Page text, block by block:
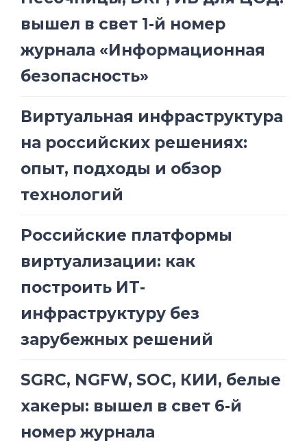
вышел в свет 1-й номер
журнала «Информационная
безопасность»
Виртуальная инфраструктура
на российских решениях:
опыт, подходы и обзор
технологий
Российские платформы
виртуализации: как
построить ИТ-
инфраструктуру без
зарубежных решений
SGRC, NGFW, SOC, КИИ, белые
хакеры: вышел в свет 6-й
номер журнала